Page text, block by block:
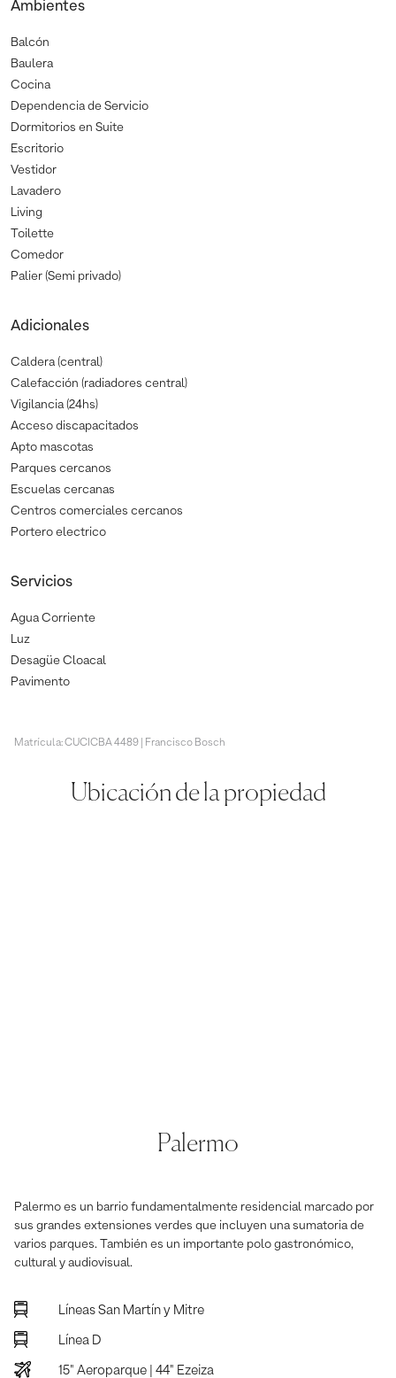
Ambientes
Balcón
Baulera
Cocina
Dependencia de Servicio
Dormitorios en Suite
Escritorio
Vestidor
Lavadero
Living
Toilette
Comedor
Palier (Semi privado)
Adicionales
Caldera (central)
Calefacción (radiadores central)
Vigilancia (24hs)
Acceso discapacitados
Apto mascotas
Parques cercanos
Escuelas cercanas
Centros comerciales cercanos
Portero electrico
Servicios
Agua Corriente
Luz
Desagüe Cloacal
Pavimento
Matrícula: CUCICBA 4489 | Francisco Bosch
Ubicación de la propiedad
Palermo
Palermo es un barrio fundamentalmente residencial marcado por
sus grandes extensiones verdes que incluyen una sumatoria de
varios parques. También es un importante polo gastronómico,
cultural y audiovisual.
Líneas San Martín y Mitre
Línea D
15" Aeroparque | 44" Ezeiza